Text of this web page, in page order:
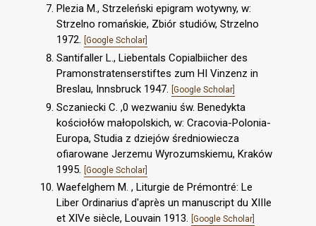
Plezia M., Strzeleński epigram wotywny, w:
Strzelno romańskie, Zbiór studiów, Strzelno
1972. [Google Scholar]
Santifaller L., Liebentals Copialbiicher des
Pramonstratenserstiftes zum HI Vinzenz in
Breslau, Innsbruck 1947. [Google Scholar]
Sczaniecki C. ,0 wezwaniu św. Benedykta
kościołów małopolskich, w: Cracovia-Polonia-
Europa, Studia z dziejów średniowiecza
ofiarowane Jerzemu Wyrozumskiemu, Kraków
1995.
[Google Scholar]
Waefelghem M. , Liturgie de Prémontré: Le
Liber Ordinarius d'après un manuscript du XIIIe
et XIVe siècle, Louvain 1913. [Google Scholar]